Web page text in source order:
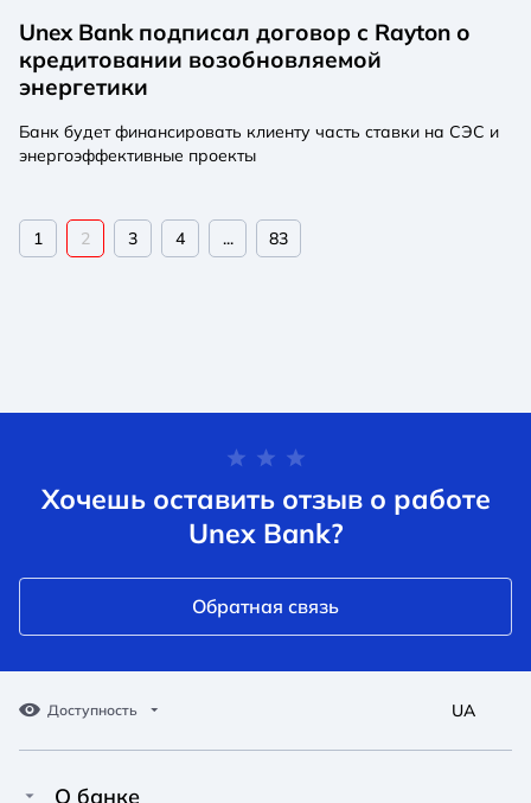
Unex Bank подписал договор с Rayton о
кредитовании возобновляемой
энергетики
Банк будет финансировать клиенту часть ставки на СЭС и
энергоэффективные проекты
1 2 3 4 ... 83
Хочешь оставить отзыв о работе
Unex Bank?
Обратная связь
Доступность UA
О банке